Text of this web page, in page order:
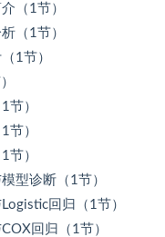
（1节）
（1节）
1节）
节）
节）
节）
型诊断（1节）
回归（1节）
回归（1节）